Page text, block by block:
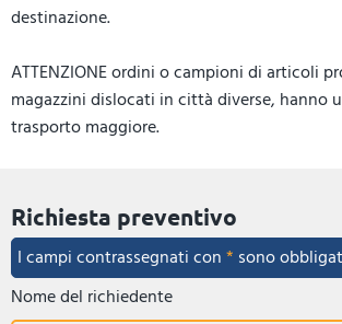
destinazione.
ATTENZIONE ordini o campioni di articoli
magazzini dislocati in città diverse, hanno
trasporto maggiore.
Richiesta preventivo
I campi contrassegnati con* sono
Nome del richiedente